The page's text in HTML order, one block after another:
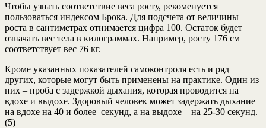
Чтобы узнать соответствие веса росту, рекоменуется
пользоваться индексом Брока. Для подсчета от величины
роста в сантиметрах отнимается цифра 100. Остаток будет
означать вес тела в килограммах. Например, росту 176 см
соответствует вес 76 кг.
Кроме указанных показателей самоконтроля есть и ряд
других, которые могут быть применены на практике. Один из
них – проба с задержкой дыхания, которая проводится на
вдохе и выдохе. Здоровый человек может задержать дыхание
на вдохе на 40 и более секунд, а на выдохе – на 25-30 секунд.
(5)